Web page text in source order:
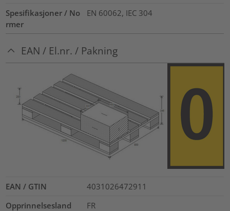
Spesifikasjoner / No
rmer
EN 60062, IEC 304
EAN / El.nr. / Pakning
EAN / GTIN
4031026472911
Opprinnelsesland
FR